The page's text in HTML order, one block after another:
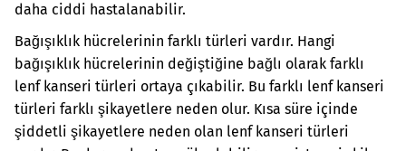
daha ciddi hastalanabilir.
Bağışıklık hücrelerinin farklı türleri vardır. Hangi
bağışıklık hücrelerinin değiştiğine bağlı olarak farklı
lenf kanseri türleri ortaya çıkabilir. Bu farklı lenf kanseri
türleri farklı şikayetlere neden olur. Kısa süre içinde
şiddetli şikayetlere neden olan lenf kanseri türleri